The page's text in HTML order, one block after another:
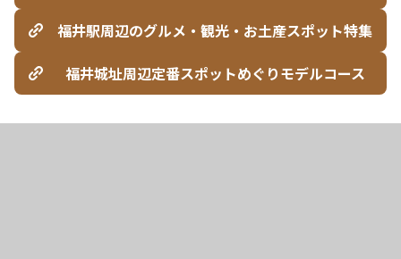
福井駅周辺のグルメ・観光・お土産スポット特集
福井城址周辺定番スポットめぐりモデルコース